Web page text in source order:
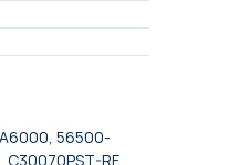
56500-
RF,